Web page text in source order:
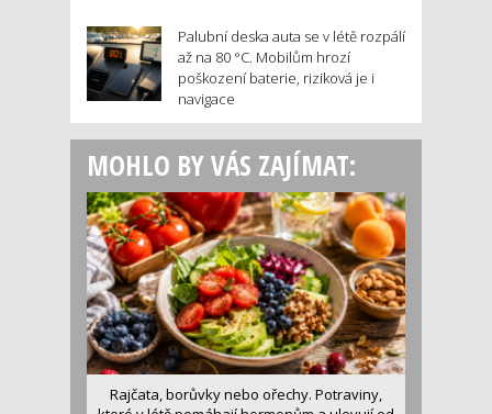
Palubní deska auta se v létě rozpálí
až na 80 °C. Mobilům hrozí
poškození baterie, riziková je i
navigace
MOHLO BY VÁS ZAJÍMAT:
Rajčata, borůvky nebo ořechy. Potraviny,